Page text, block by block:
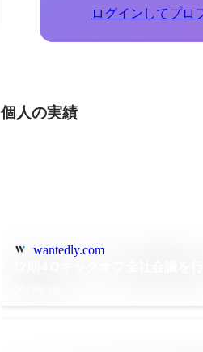
ログインしてプロ
個人の実績
wantedly.com